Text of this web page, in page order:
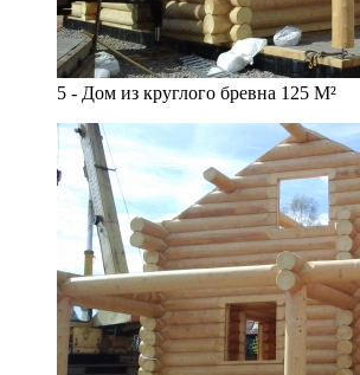
5 - Дом из круглого бревна 125 М²